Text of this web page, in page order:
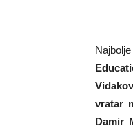
vratar
Damir